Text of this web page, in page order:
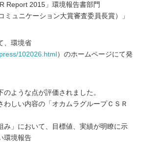
Report 2015」環境報告書部門
ミュニケーション大賞審査委員長賞）」
、環境省
102026.html ）のホームページにて発
ような点が評価されました。
わしい内容の「オカムラグループＣＳＲ
み」において、目標値、実績が明瞭に示
環境報告